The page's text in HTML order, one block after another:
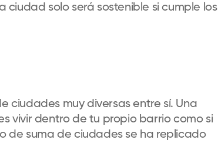
solo será sostenible si cumple los
ciudades muy diversas entre sí. Una
vivir dentro de tu propio barrio como si
de suma de ciudades se ha replicado